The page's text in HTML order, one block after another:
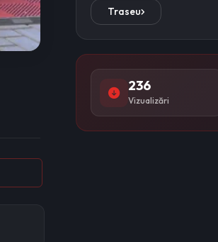
Traseu
236
Vizualizări